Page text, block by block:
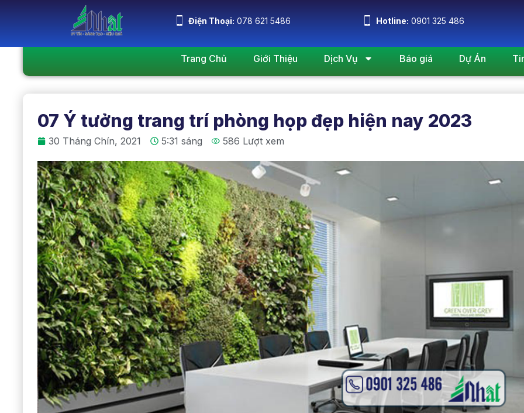
Điện Thoại: 078 621 5486 Hotline: 0901 325 486
Trang Chủ Giới Thiệu Dịch Vụ Báo giá Dự Án
07 Ý tưởng trang trí phòng họp đẹp hiện nay 2023
30 Tháng Chín, 2021 5:31 sáng 586 Lượt xem